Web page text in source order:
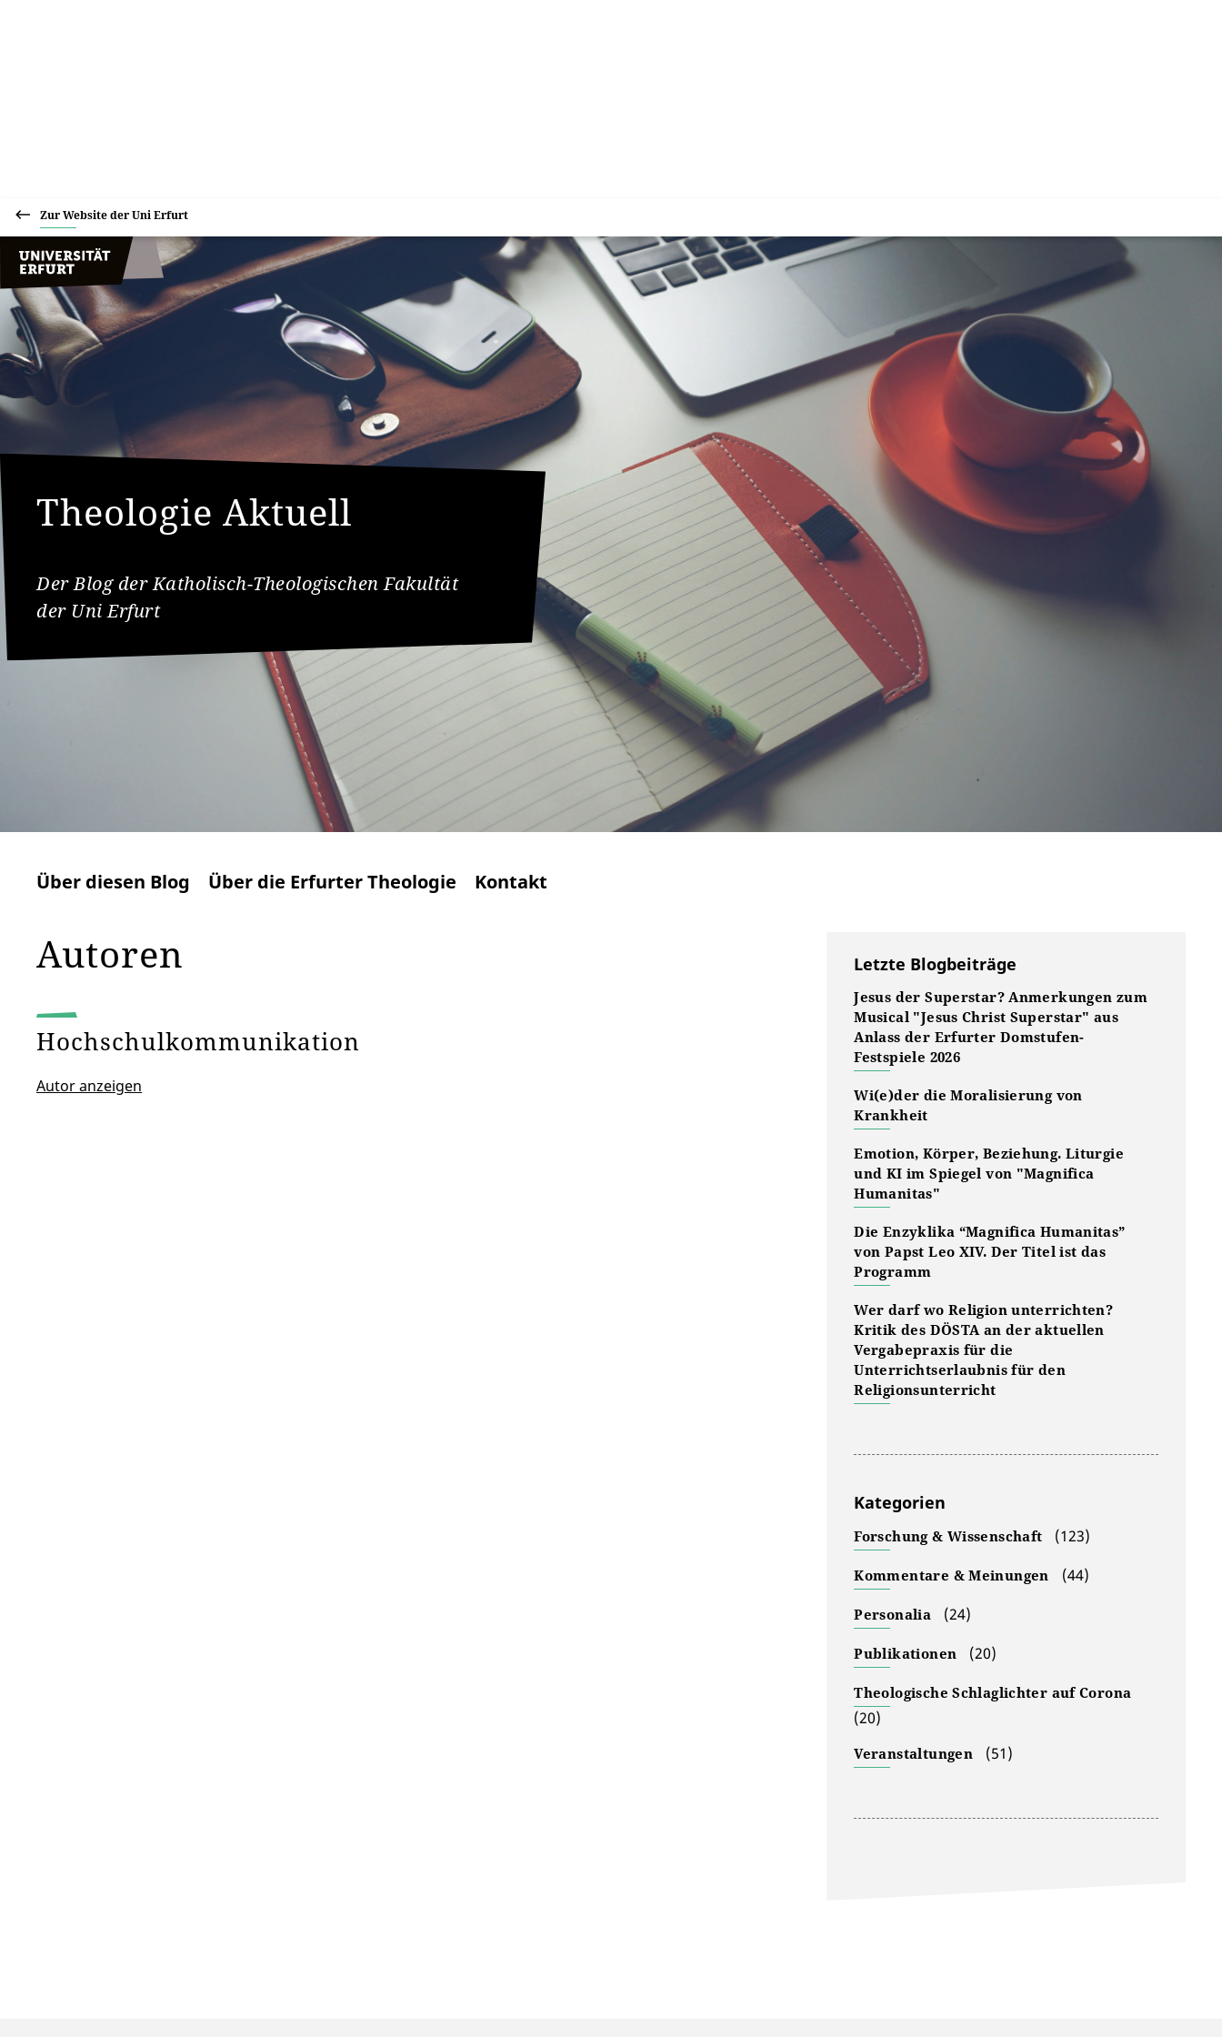
Zur Website der Uni Erfurt
Theologie Aktuell
Der Blog der Katholisch-Theologischen Fakultät
der Uni Erfurt
Über diesen Blog Über die Erfurter Theologie Kontakt
Autoren
Hochschulkommunikation
Autor anzeigen
Letzte Blogbeiträge
Jesus der Superstar? Anmerkungen zum
Musical "Jesus Christ Superstar" aus
Anlass der Erfurter Domstufen-
Festspiele 2026
Wi(e)der die Moralisierung von
Krankheit
Emotion, Körper, Beziehung. Liturgie
und KI im Spiegel von "Magnifica
Humanitas"
Die Enzyklika “Magnifica Humanitas”
von Papst Leo XIV. Der Titel ist das
Programm
Wer darf wo Religion unterrichten?
Kritik des DÖSTA an der aktuellen
Vergabepraxis für die
Unterrichtserlaubnis für den
Religionsunterricht
Kategorien
Forschung & Wissenschaft (123)
Kommentare & Meinungen (44)
Personalia (24)
Publikationen (20)
Theologische Schlaglichter auf Corona
(20)
Veranstaltungen (51)